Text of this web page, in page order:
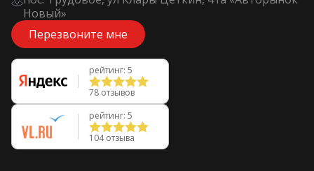
Новый»
Перезвоните мне
рейтинг: 5
78 отзывов
рейтинг: 5
104 отзыва